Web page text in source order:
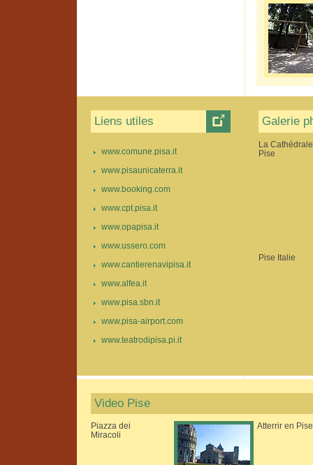
Liens utiles
www.comune.pisa.it
www.pisaunicaterra.it
www.booking.com
www.cpt.pisa.it
www.opapisa.it
www.ussero.com
www.cantierenavipisa.it
www.alfea.it
www.pisa.sbn.it
www.pisa-airport.com
www.teatrodipisa.pi.it
Galerie
La
Pise
Pise Italie
Video Pise
Piazza dei
Miracoli
Atterrir en Pise